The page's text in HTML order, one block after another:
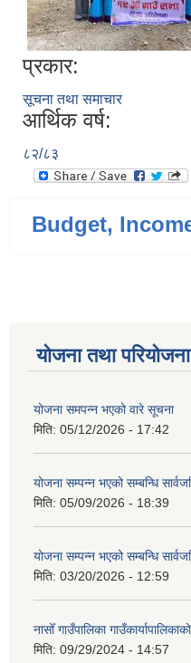
प्रकार:
सूचना तथा समाचार
आर्थिक वर्ष:
८२/८३
Budget,
योजना तथा परियोजना
योजना समपन्न भएको वारे सूचना
मिति: 05/12/2026 - 17:42
योजना सम्पन्न भएको सम्बन्धि
मिति: 05/09/2026 - 18:39
योजना सम्पन्न भएको सम्बन्धि
मिति: 03/20/2026 - 12:59
नासोँ गाउँपालिका
मिति: 09/29/2024 - 14:57